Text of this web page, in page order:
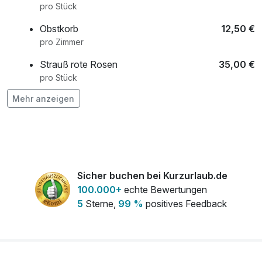
pro Stück
Obstkorb 12,50 €
pro Zimmer
Strauß rote Rosen 35,00 €
pro Stück
Mehr anzeigen
Sicher buchen bei Kurzurlaub.de
100.000+ echte Bewertungen
5 Sterne, 99 % positives Feedback